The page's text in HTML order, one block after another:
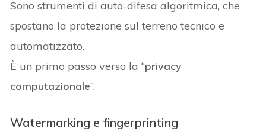
Sono strumenti di auto-difesa algoritmica, che
spostano la protezione sul terreno tecnico e
automatizzato.
È un primo passo verso la “privacy
computazionale”.
Watermarking e fingerprinting